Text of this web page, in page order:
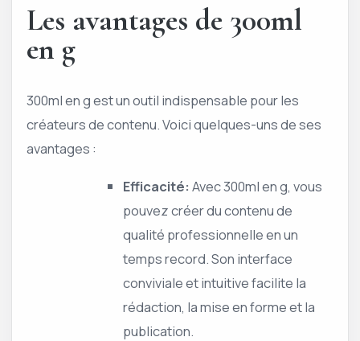
Les avantages de 300ml
en g
300ml en g est un outil indispensable pour les
créateurs de contenu. Voici quelques-uns de ses
avantages :
Efficacité: Avec 300ml en g, vous
pouvez créer du contenu de
qualité professionnelle en un
temps record. Son interface
conviviale et intuitive facilite la
rédaction, la mise en forme et la
publication.